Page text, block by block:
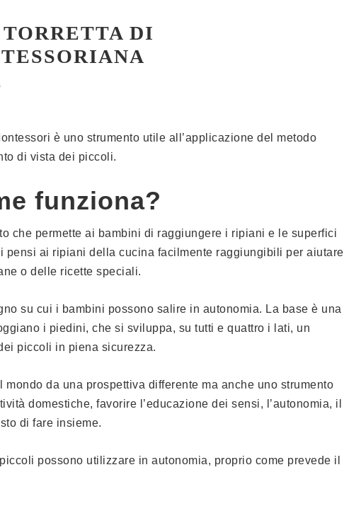
DI
è uno strumento utile all’applicazione del metodo
di vista dei piccoli.
funziona?
che permette ai bambini di raggiungere i ripiani e le superfici
pensi ai ripiani della cucina facilmente raggiungibili per aiutare
o delle ricette speciali.
su cui i bambini possono salire in autonomia. La base è una
i piedini, che si sviluppa, su tutti e quattro i lati, un
piccoli in piena sicurezza.
mondo da una prospettiva differente ma anche uno strumento
domestiche, favorire l’educazione dei sensi, l’autonomia, il
di fare insieme.
possono utilizzare in autonomia, proprio come prevede il